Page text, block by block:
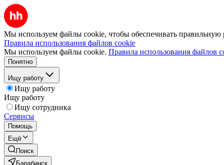
Мы используем файлы cookie, чтобы обеспечивать правильную
Правила использования файлов cookie
Мы используем файлы cookie. Правила использования файлов
Понятно
Ищу работу
Ищу работу
Ищу работу
Ищу сотрудника
Сервисы
Помощь
Ещё
Поиск
Барабинск